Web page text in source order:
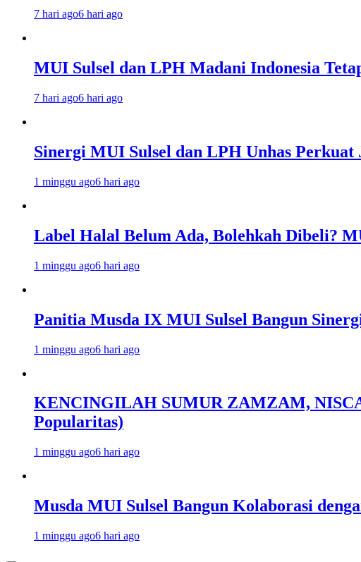
7 hari ago6 hari ago
MUI Sulsel dan LPH Madani Indonesia
7 hari ago6 hari ago
Sinergi MUI Sulsel dan LPH Unhas
1 minggu ago6 hari ago
Label Halal Belum Ada, Bolehkah Dibeli?
1 minggu ago6 hari ago
Panitia Musda IX MUI Sulsel Bangun
1 minggu ago6 hari ago
KENCINGILAH SUMUR ZAMZAM,
Popularitas)
1 minggu ago6 hari ago
Musda MUI Sulsel Bangun Kolaborasi
1 minggu ago6 hari ago